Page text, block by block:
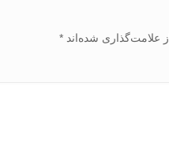
علامت‌گذاری شده‌اند*